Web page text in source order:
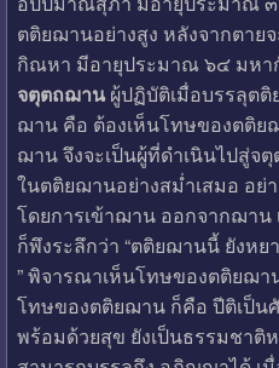
ตติยฌานอย่างสูง หลังจากตาย
กิณหา มีอายุประมาณ ๖๔ มหา
จตุตถฌานผู้ปฏิบัติเมื่อบรรลุต
ฌาน คือ ต้องเห็นโทษของตติย
ฌาน จึงจะเป็นผู้ที่ดำเนินไปสู่จ
ในตติยฌานอย่างสม่ำเสมอ อย่
โดยการเข้าฌาน ออกจากฌา
ก็พึงระลึกว่า “ตติยฌานนี้ ยังห
” พิจารณาเห็นโทษของตติยฌ
โทษของตติยฌาน ก็คือ ปีติเป็น
พร้อมด้วยสุข ยังเป็นธรรมชาติ